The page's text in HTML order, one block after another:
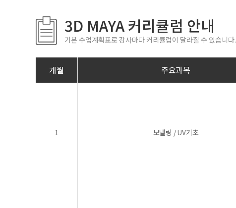
3D MAYA 커리큘럼 안내
기본 수업계획표로 강사마다 커리큘럼이 달라질 수 있습니다.
개월 주요과목
1 모델링 / UV기초